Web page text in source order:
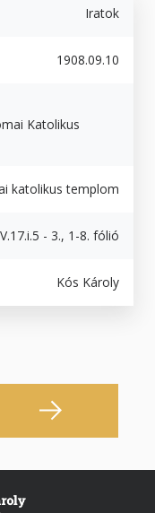
Iratok
1908.09.10
Katolikus
katolikus templom
- 3., 1-8. fólió
Kós Károly